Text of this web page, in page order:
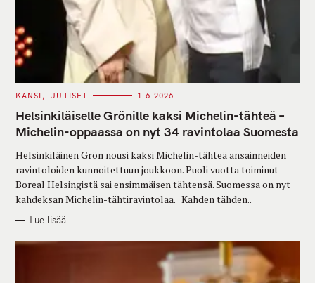
C
T
E
G
O
I
E
S
KANSI UUTISET 1.6.2026
Helsinkiläiselle Grönille kaksi Michelin-tähteä –
Michelin-oppaassa on nyt 34 ravintolaa Suomesta
Helsinkiläinen Grön nousi kaksi Michelin-tähteä ansainneiden
ravintoloiden kunnoitettuun joukkoon. Puoli vuotta toiminut
Boreal Helsingistä sai ensimmäisen tähtensä. Suomessa on nyt
kahdeksan Michelin-tähtiravintolaa. Kahden tähden..
Lue lisää